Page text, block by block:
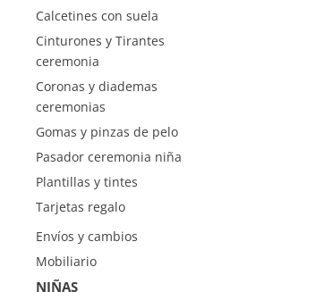
Calcetines con suela
Cinturones y Tirantes
ceremonia
Coronas y diademas
ceremonias
Gomas y pinzas de pelo
Pasador ceremonia niña
Plantillas y tintes
Tarjetas regalo
Envíos y cambios
Mobiliario
NIÑAS